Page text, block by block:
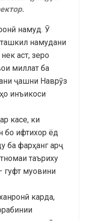
намуд. Ӯ
намудани
аст, зеро
миллат ба
ҷашни Наврӯз
инъикоси
касе, ки
бо ифтихор ёд
ба фарҳанг арҷ
таъриху
гуфт муовини
карда,